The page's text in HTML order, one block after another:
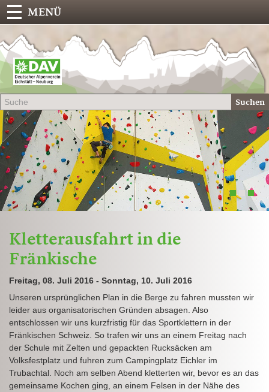
Suchen
MENÜ
2 3
Kletterausfahrt in die
Fränkische
Freitag, 08. Juli 2016 - Sonntag, 10. Juli 2016
Unseren ursprünglichen Plan in die Berge zu fahren mussten wir
leider aus organisatorischen Gründen absagen. Also
entschlossen wir uns kurzfristig für das Sportklettern in der
Fränkischen Schweiz. So trafen wir uns an einem Freitag nach
der Schule mit Zelten und gepackten Rucksäcken am
Volksfestplatz und fuhren zum Campingplatz Eichler im
Trubachtal. Noch am selben Abend kletterten wir, bevor es an das
gemeinsame Kochen ging, an einem Felsen in der Nähe des